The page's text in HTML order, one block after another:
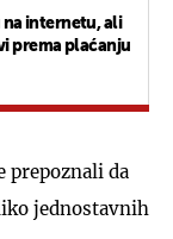
na internetu, ali
prema plaćanju
prepoznali da
jednostavnih